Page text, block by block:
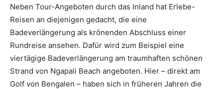
Neben Tour-Angeboten durch das Inland hat Erlebe-
Reisen an diejenigen gedacht, die eine
Badeverlängerung als krönenden Abschluss einer
Rundreise ansehen. Dafür wird zum Beispiel eine
viertägige Badeverlängerung am traumhaften schönen
Strand von Ngapali Beach angeboten. Hier – direkt am
Golf von Bengalen – haben sich in früheren Jahren die